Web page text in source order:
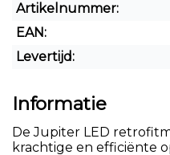
Artikelnummer:
EAN:
Levertijd:
Informatie
De Jupiter LED
krachtige en efficiënte